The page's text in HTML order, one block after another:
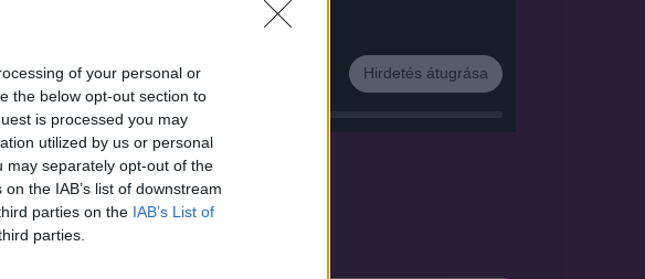
of your personal or
the below opt-out section to
is processed you may
utilized by us or personal
may separately opt-out of the
the IAB’s list of downstream
parties on the IAB’s List of
parties.
Hirdetés átugrása